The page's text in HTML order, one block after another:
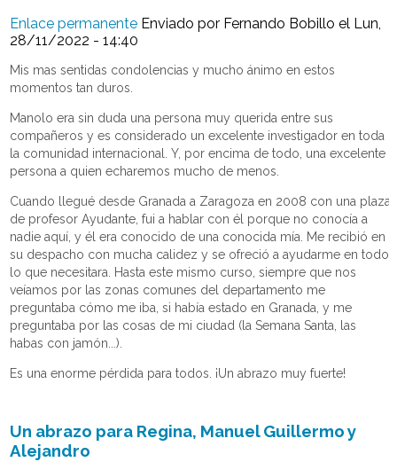
Enlace permanente Enviado por Fernando Bobillo el Lun,
28/11/2022 - 14:40
Mis mas sentidas condolencias y mucho ánimo en estos
momentos tan duros.
Manolo era sin duda una persona muy querida entre sus
compañeros y es considerado un excelente investigador en toda
la comunidad internacional. Y, por encima de todo, una excelente
persona a quien echaremos mucho de menos.
Cuando llegué desde Granada a Zaragoza en 2008 con una plaza
de profesor Ayudante, fui a hablar con él porque no conocía a
nadie aquí, y él era conocido de una conocida mía. Me recibió en
su despacho con mucha calidez y se ofreció a ayudarme en todo
lo que necesitara. Hasta este mismo curso, siempre que nos
veíamos por las zonas comunes del departamento me
preguntaba cómo me iba, si había estado en Granada, y me
preguntaba por las cosas de mi ciudad (la Semana Santa, las
habas con jamón...).
Es una enorme pérdida para todos. ¡Un abrazo muy fuerte!
Un abrazo para Regina, Manuel Guillermo y
Alejandro